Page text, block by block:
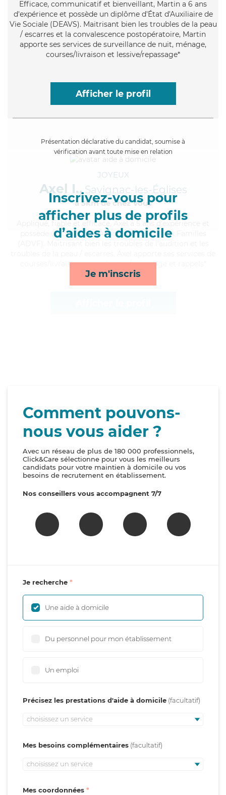
Efficace, communicatif et bienveillant, Martin a 6 ans
d'expérience et possède un diplôme d'État d'Auxiliaire de
Vie Sociale (DEAVS). Maitrisant bien les troubles de la peau
/ escarres et la convalescence postopératoire, Martin
apporte ses services de surveillance de nuit, ménage,
courses/livraison et lessive/repassage*
Afficher le profil
Présentation déclarative du candidat, soumise à
vérification avant toute mise en relation
Inscrivez-vous pour
afficher plus de profils
d’aides à domicile
Je m'inscris
JOYEUX
Axel I., Savignac-les-Églises
à 5km de chez Vous
, fiable et efficace, Axel a 5 ans d'expérience et
possède un diplôme d'Assistante De Vie aux Familles
courses/livraison, repas, lessive/repassage et rappels*
Comment pouvons-
nous vous aider ?
Avec un réseau de plus de 180 000 professionnels,
Click&Care sélectionne pour vous les meilleurs
candidats pour votre maintien à domicile ou vos
besoins de recrutement en établissement.
Nos conseillers vous accompagnent 7/7
Je recherche
Une aide à domicile
Du personnel pour mon établissement
Un emploi
Précisez les prestations d'aide à domicile
choisissez un service
Mes besoins complémentaires
choisissez un service
Mes coordonnées